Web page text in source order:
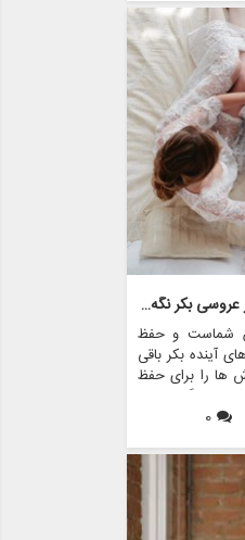
حفظ لباس عروس: چگونه لباس خود را بعد از عروسی بکر نگه دارید
شماست و حفظ
آینده بکر باقی
ها را برای حفظ
نگهداری و
0